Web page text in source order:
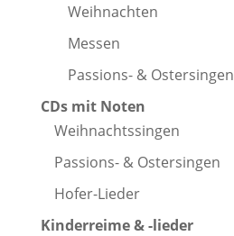
Weihnachten
Messen
Passions- & Ostersingen
CDs mit Noten
Weihnachtssingen
Passions- & Ostersingen
Hofer-Lieder
Kinderreime & -lieder